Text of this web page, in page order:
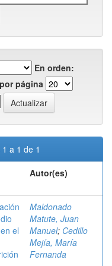
En orden:
página
a 1 de 1
Autor(es)
el
Maldonado
Matute, Juan
Manuel; Cedillo
Mejía, María
Fernanda